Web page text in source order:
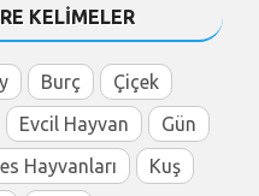
KELİMELER
Burç
Çiçek
Evcil Hayvan
Gün
Hayvanları
Kuş